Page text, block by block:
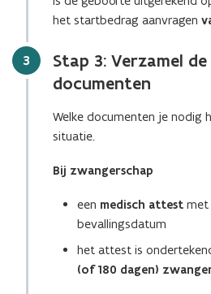
t
e
)
het startbedrag aanvragen
Stap
3
Stap 3: Verzamel
documenten
Welke documenten je nodig
situatie.
Bij zwangerschap
een medisch attest met
bevallingsdatum
het attest is
(of 180 dagen)